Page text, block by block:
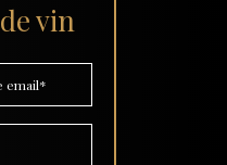
vin